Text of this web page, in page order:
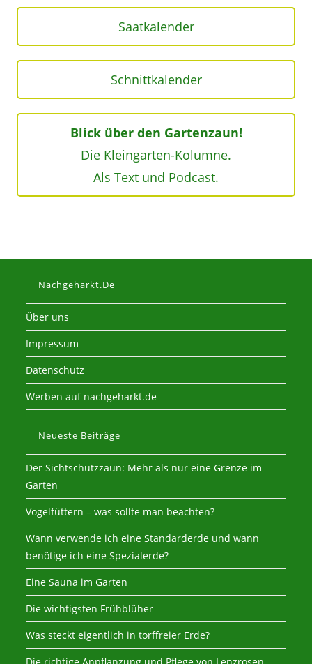
Saatkalender
Schnittkalender
Blick über den Gartenzaun!
Die Kleingarten-Kolumne.
Als Text und Podcast.
Nachgeharkt.de
Über uns
Impressum
Datenschutz
Werben auf nachgeharkt.de
Neueste Beiträge
Der Sichtschutzzaun: Mehr als nur eine Grenze im
Garten
Vogelfüttern – was sollte man beachten?
Wann verwende ich eine Standarderde und wann
benötige ich eine Spezialerde?
Eine Sauna im Garten
Die wichtigsten Frühblüher
Was steckt eigentlich in torffreier Erde?